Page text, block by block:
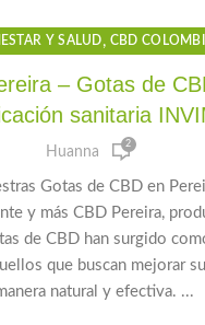
Y SALUD, CBD
, CBD PRECIO ,GOTAS DE
DE CANNABIS,GOTAS DE
ANSIEDAD,HUANNA
– Gotas de
sanitaria
Huanna 2
Gotas de CBD en
y más CBD Pereira,
de CBD han surgido
que buscan mejorar
natural y efectiva. ...